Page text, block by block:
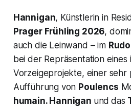
Hannigan, Künstlerin in
Prager Frühling 2026,
auch die Leinwand – im
bei der Repräsentation eines
Vorzeigeprojekte, einer sehr
Aufführung von Poulencs
humain. Hannigan und das